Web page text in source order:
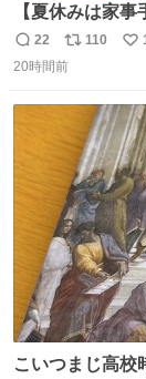
【夏休みは家
らえば？と言っ
いてくれました
返
信
22
リ
ポ
数
110
い
数
20時間前
こいつまじ高校